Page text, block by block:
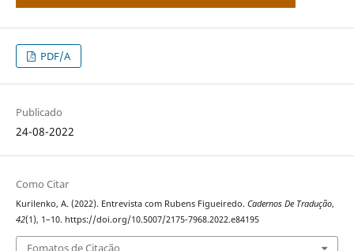
PDF/A
Publicado
24-08-2022
Como Citar
Kurilenko, A. (2022). Entrevista com Rubens Figueiredo. Cadernos De Tradução,
42(1), 1–10. https://doi.org/10.5007/2175-7968.2022.e84195
Fomatos de Citação